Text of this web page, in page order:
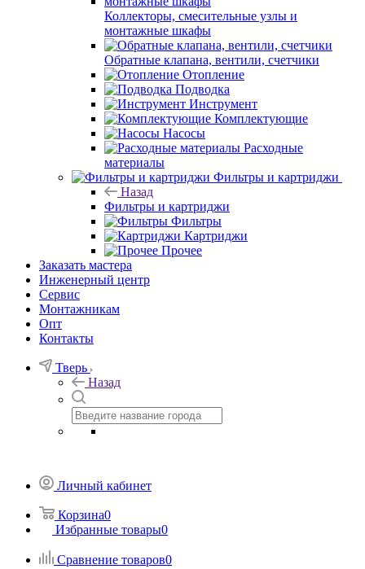
Коллекторы, смесительные узлы и
монтажные шкафы
Обратные клапана, вентили, счетчики
Отопление
Подводка
Инструмент
Комплектующие
Насосы
Расходные
материалы
Фильтры и картриджи
Назад
Фильтры и картриджи
Фильтры
Картриджи
Прочее
Заказать мастера
Инженерный центр
Сервис
Монтажникам
Опт
Контакты
Тверь
Назад
Личный кабинет
Корзина0
Избранные товары0
Сравнение товаров0